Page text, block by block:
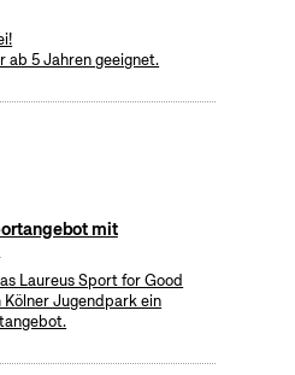
ab 5 Jahren geeignet.
mit
Laureus Sport for Good
Jugendpark ein